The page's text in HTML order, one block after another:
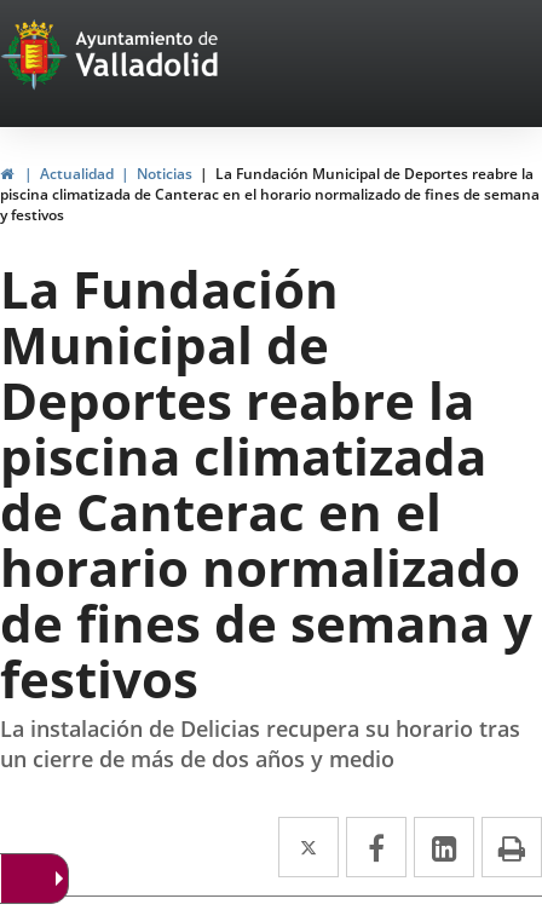
Portal
Web
del
Ayuntamiento
de
Valladolid
InicioActualidad Noticias
La Fundación Municipal de Deportes reabre la
piscina climatizada de Canterac en el horario normalizado de fines de semana
y festivos
La Fundación
Municipal de
Deportes reabre la
piscina climatizada
de Canterac en el
horario normalizado
de fines de semana y
festivos
La instalación de Delicias recupera su horario tras
un cierre de más de dos años y medio
Twitter
Enlace
a
Facebook
Enlace
a
Enlace
a